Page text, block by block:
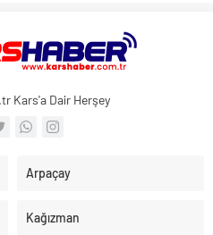
Kars'a Dair Herşey
Arpaçay
Kağızman